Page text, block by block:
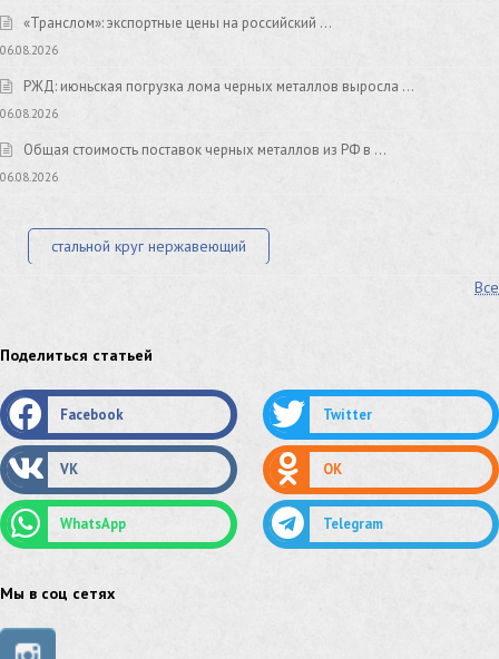
«Транслом»: экспортные цены на российский …
06.08.2026
РЖД: июньская погрузка лома черных металлов выросла …
06.08.2026
Общая стоимость поставок черных металлов из РФ в …
06.08.2026
стальной круг нержавеющий
труба оцинкованная труба нержавеющая
труба стальная сетка нержавеющая
сетка оцинкованная сетка стальная
сетка из нержавеющей стали
швеллер стальной
Все
Поделиться статьей
Facebook Twitter
VK OK
WhatsApp Telegram
Мы в соц сетях